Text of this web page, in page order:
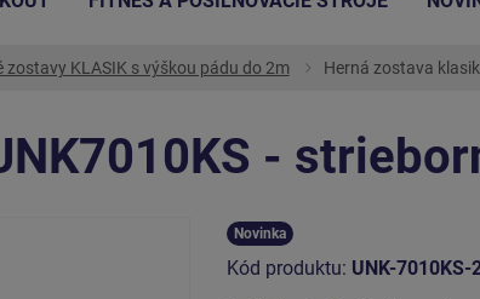
zostavy KLASIK s výškou pádu do 2m Herná zostava
-
Novinka
Kód produktu: UNK-7010KS-